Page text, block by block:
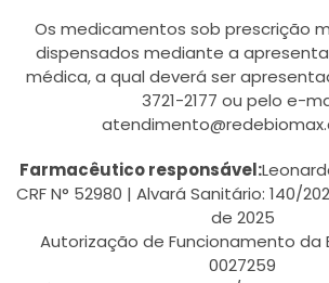
Os medicamentos sob prescrição
dispensados mediante a
médica, a qual deverá ser
3721-2177 ou pelo e-
Farmacêutico responsável:
CRF N° 52980 | Alvará Sanitário: 140/
de 2025
Autorização de Funcionamento da
0027259